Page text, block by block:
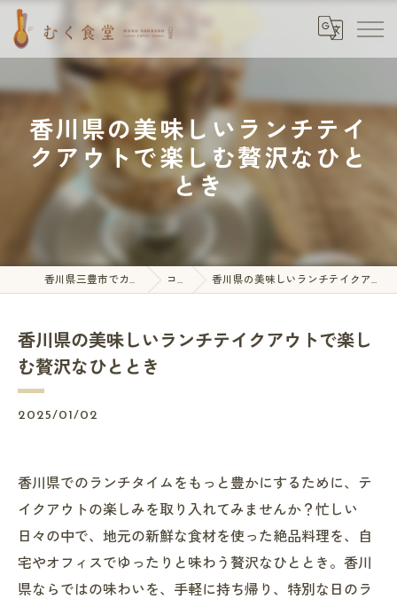
香川県の美味しいランチテイ
クアウトで楽しむ贅沢なひと
とき
香川県三豊市でカフェならむく食堂 コラム 香川県の美味しいランチテイクアウトで楽しむ贅沢なひととき
香川県の美味しいランチテイクアウトで楽し
む贅沢なひととき
2025/01/02
香川県でのランチタイムをもっと豊かにするために、テ
イクアウトの楽しみを取り入れてみませんか？忙しい
日々の中で、地元の新鮮な食材を使った絶品料理を、自
宅やオフィスでゆったりと味わう贅沢なひととき。香川
県ならではの味わいを、手軽に持ち帰り、特別な日のラ